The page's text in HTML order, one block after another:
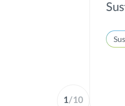
1/10